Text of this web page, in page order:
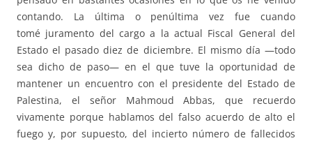
contando. La última o penúltima vez fue cuando
tomé juramento del cargo a la actual Fiscal General del
Estado el pasado diez de diciembre. El mismo día —todo
sea dicho de paso— en el que tuve la oportunidad de
mantener un encuentro con el presidente del Estado de
Palestina, el señor Mahmoud Abbas, que recuerdo
vivamente porque hablamos del falso acuerdo de alto el
fuego y, por supuesto, del incierto número de fallecidos